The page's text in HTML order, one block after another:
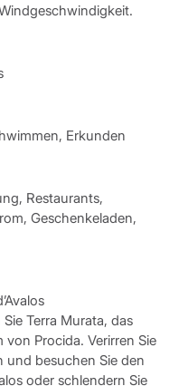
Erkunden
Restaurants,
Geschenkeladen,
Terra Murata, das
Procida. Verirren Sie
und besuchen Sie den
oder schlendern Sie